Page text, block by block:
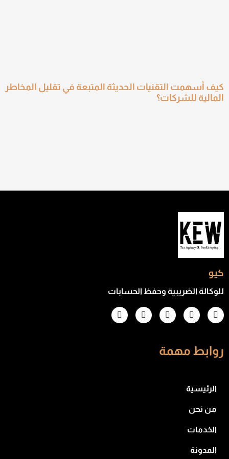
كيف أسهمت التقنيات الحديثة المتبعة في تقليل المخاطر
المالية للشركات؟
كيو
للوكالة الضريبية وحفظ الحسابات
روابط مهمة
الرئيسية
من نحن
الخدمات
المدونة